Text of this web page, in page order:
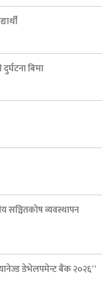
बिमा
सञ्चितकोष व्यवस्थापन
डेभेलपमेन्ट बैंक २०२६”